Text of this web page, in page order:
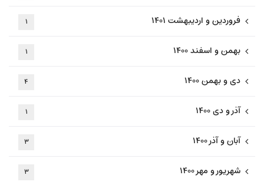
فروردین و اردیبهشت ۱۴۰۱ ۱
بهمن و اسفند ۱۴۰۰ ۱
دی و بهمن ۱۴۰۰ ۴
آذر و دی ۱۴۰۰ ۱
آبان و آذر ۱۴۰۰ ۳
شهریور و مهر ۱۴۰۰ ۳